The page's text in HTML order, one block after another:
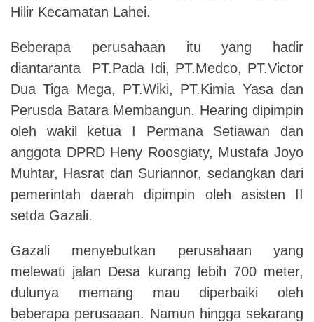
Hilir Kecamatan Lahei.
Beberapa perusahaan itu yang hadir
diantaranta PT.Pada Idi, PT.Medco, PT.Victor
Dua Tiga Mega, PT.Wiki, PT.Kimia Yasa dan
Perusda Batara Membangun. Hearing dipimpin
oleh wakil ketua I Permana Setiawan dan
anggota DPRD Heny Roosgiaty, Mustafa Joyo
Muhtar, Hasrat dan Suriannor, sedangkan dari
pemerintah daerah dipimpin oleh asisten II
setda Gazali.
Gazali menyebutkan perusahaan yang
melewati jalan Desa kurang lebih 700 meter,
dulunya memang mau diperbaiki oleh
beberapa perusaaan. Namun hingga sekarang